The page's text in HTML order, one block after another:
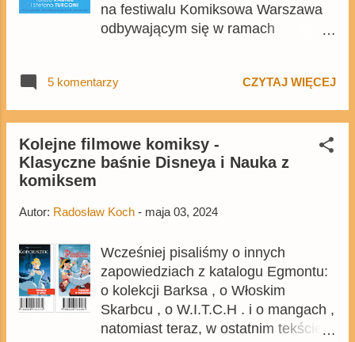
na festiwalu Komiksowa Warszawa
odbywającym się w ramach
26 maja. Poza tym gośćmi festiwalu
Turconi , twórcy znani z wielu serii,
zarówno disnejowskich jak i
niedisnejowskich, wydawanych w
5 komentarzy CZYTAJ WIĘCEJ
Kolejne filmowe komiksy -
Klasyczne baśnie Disneya i Nauka z
komiksem
Autor: Radosław Koch - maja 03, 2024
Wcześniej pisaliśmy o innych
zapowiedziach z katalogu Egmontu:
o kolekcji Barksa , o Włoskim
Skarbcu , o W.I.T.C.H . i o mangach ,
natomiast teraz, w ostatnim tekście